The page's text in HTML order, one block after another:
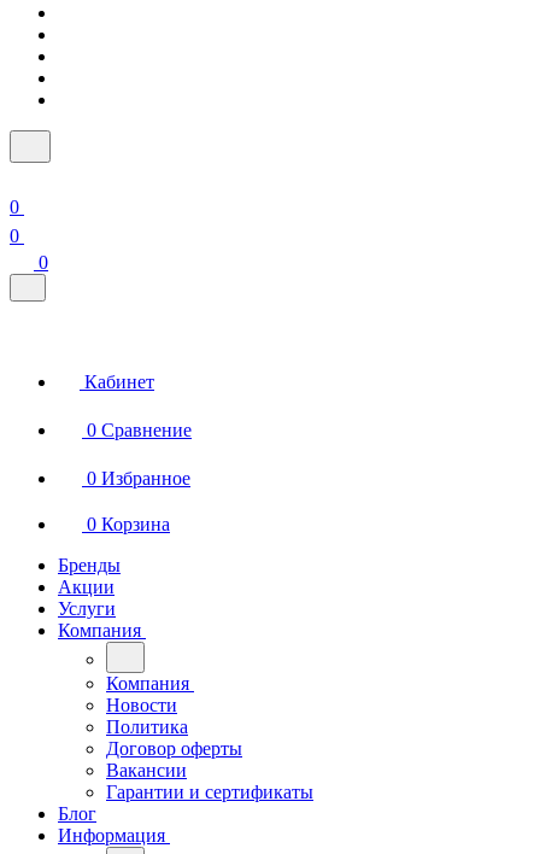
0
0
0
Кабинет
0 Сравнение
0 Избранное
0 Корзина
Бренды
Акции
Услуги
Компания
Компания
Новости
Политика
Договор оферты
Вакансии
Гарантии и сертификаты
Блог
Информация